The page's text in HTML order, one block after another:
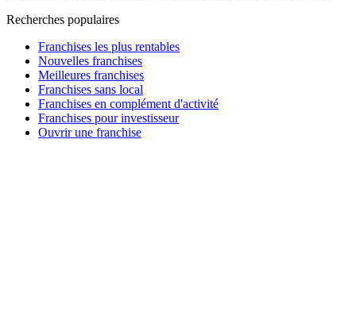
Recherches populaires
Franchises les plus rentables
Nouvelles franchises
Meilleures franchises
Franchises sans local
Franchises en complément d'activité
Franchises pour investisseur
Ouvrir une franchise